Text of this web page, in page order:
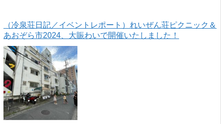
（冷泉荘日記／イベントレポート）れいぜん荘ピクニック＆
あおぞら市2024、大賑わいで開催いたしました！